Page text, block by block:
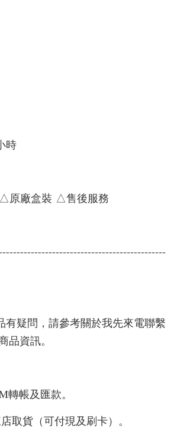
時
原廠盒裝 △售後服務
有疑問，請參考關於我先來電聯繫
品資訊。
轉帳及匯款。
可付現及刷卡）。